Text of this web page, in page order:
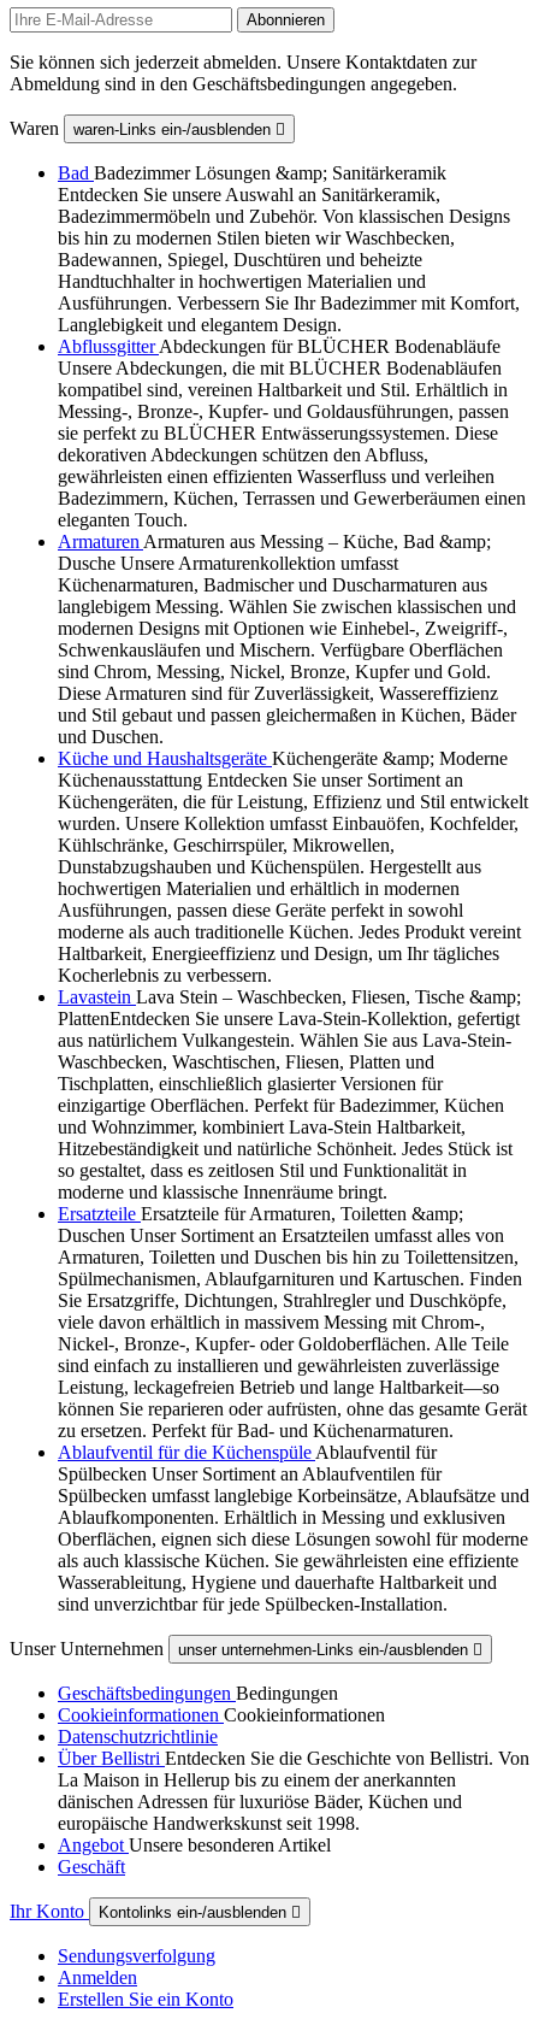
Sie können sich jederzeit abmelden. Unsere Kontaktdaten zur
Abmeldung sind in den Geschäftsbedingungen angegeben.
Waren waren-Links ein-/ausblenden 
Bad Badezimmer Lösungen &amp; Sanitärkeramik
Entdecken Sie unsere Auswahl an Sanitärkeramik,
Badezimmermöbeln und Zubehör. Von klassischen Designs
bis hin zu modernen Stilen bieten wir Waschbecken,
Badewannen, Spiegel, Duschtüren und beheizte
Handtuchhalter in hochwertigen Materialien und
Ausführungen. Verbessern Sie Ihr Badezimmer mit Komfort,
Langlebigkeit und elegantem Design.
AbflussgitterAbdeckungen für BLÜCHER Bodenabläufe
Unsere Abdeckungen, die mit BLÜCHER Bodenabläufen
kompatibel sind, vereinen Haltbarkeit und Stil. Erhältlich in
Messing-, Bronze-, Kupfer- und Goldausführungen, passen
sie perfekt zu BLÜCHER Entwässerungssystemen. Diese
dekorativen Abdeckungen schützen den Abfluss,
gewährleisten einen effizienten Wasserfluss und verleihen
Badezimmern, Küchen, Terrassen und Gewerberäumen einen
eleganten Touch.
Armaturen Armaturen aus Messing – Küche, Bad &amp;
Dusche Unsere Armaturenkollektion umfasst
Küchenarmaturen, Badmischer und Duscharmaturen aus
langlebigem Messing. Wählen Sie zwischen klassischen und
modernen Designs mit Optionen wie Einhebel-, Zweigriff-,
Schwenkausläufen und Mischern. Verfügbare Oberflächen
sind Chrom, Messing, Nickel, Bronze, Kupfer und Gold.
Diese Armaturen sind für Zuverlässigkeit, Wassereffizienz
und Stil gebaut und passen gleichermaßen in Küchen, Bäder
und Duschen.
Küche und Haushaltsgeräte Küchengeräte &amp; Moderne
Küchenausstattung Entdecken Sie unser Sortiment an
Küchengeräten, die für Leistung, Effizienz und Stil entwickelt
wurden. Unsere Kollektion umfasst Einbauöfen, Kochfelder,
Kühlschränke, Geschirrspüler, Mikrowellen,
Dunstabzugshauben und Küchenspülen. Hergestellt aus
hochwertigen Materialien und erhältlich in modernen
Ausführungen, passen diese Geräte perfekt in sowohl
moderne als auch traditionelle Küchen. Jedes Produkt vereint
Haltbarkeit, Energieeffizienz und Design, um Ihr tägliches
Kocherlebnis zu verbessern.
Lavastein Lava Stein – Waschbecken, Fliesen, Tische &amp;
PlattenEntdecken Sie unsere Lava-Stein-Kollektion, gefertigt
aus natürlichem Vulkangestein. Wählen Sie aus Lava-Stein-
Waschbecken, Waschtischen, Fliesen, Platten und
Tischplatten, einschließlich glasierter Versionen für
einzigartige Oberflächen. Perfekt für Badezimmer, Küchen
und Wohnzimmer, kombiniert Lava-Stein Haltbarkeit,
Hitzebeständigkeit und natürliche Schönheit. Jedes Stück ist
so gestaltet, dass es zeitlosen Stil und Funktionalität in
moderne und klassische Innenräume bringt.
Ersatzteile Ersatzteile für Armaturen, Toiletten &amp;
Duschen Unser Sortiment an Ersatzteilen umfasst alles von
Armaturen, Toiletten und Duschen bis hin zu Toilettensitzen,
Spülmechanismen, Ablaufgarnituren und Kartuschen. Finden
Sie Ersatzgriffe, Dichtungen, Strahlregler und Duschköpfe,
viele davon erhältlich in massivem Messing mit Chrom-,
Nickel-, Bronze-, Kupfer- oder Goldoberflächen. Alle Teile
sind einfach zu installieren und gewährleisten zuverlässige
Leistung, leckagefreien Betrieb und lange Haltbarkeit—so
können Sie reparieren oder aufrüsten, ohne das gesamte Gerät
zu ersetzen. Perfekt für Bad- und Küchenarmaturen.
Ablaufventil für die Küchenspüle Ablaufventil für
Spülbecken Unser Sortiment an Ablaufventilen für
Spülbecken umfasst langlebige Korbeinsätze, Ablaufsätze und
Ablaufkomponenten. Erhältlich in Messing und exklusiven
Oberflächen, eignen sich diese Lösungen sowohl für moderne
als auch klassische Küchen. Sie gewährleisten eine effiziente
Wasserableitung, Hygiene und dauerhafte Haltbarkeit und
sind unverzichtbar für jede Spülbecken-Installation.
Unser Unternehmen unser unternehmen-Links ein-/ausblenden 
Geschäftsbedingungen Bedingungen
Cookieinformationen Cookieinformationen
Datenschutzrichtlinie
Über Bellistri Entdecken Sie die Geschichte von Bellistri. Von
La Maison in Hellerup bis zu einem der anerkannten
dänischen Adressen für luxuriöse Bäder, Küchen und
europäische Handwerkskunst seit 1998.
Angebot Unsere besonderen Artikel
Geschäft
Ihr Konto Kontolinks ein-/ausblenden 
Sendungsverfolgung
Anmelden
Erstellen Sie ein Konto